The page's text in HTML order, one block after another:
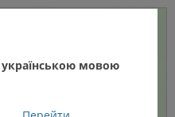
українською мовою